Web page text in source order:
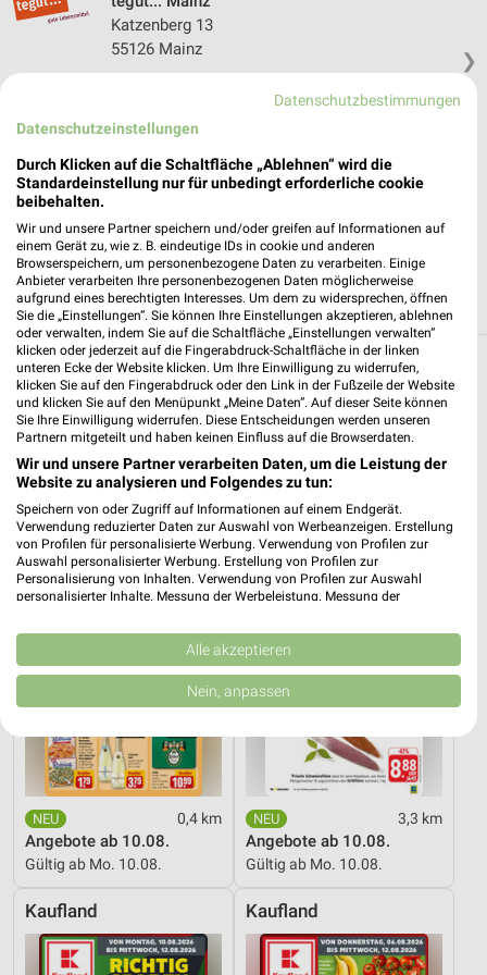
❯
Katzenberg 13
55126 Mainz
459,67 km • Angebote: 1 Prospekt
EDEKA Matthes Mainz-Drais
55127 Mainz-Drais
Heute geschlossen
460,31 km • Angebote: 1 Prospekt
Supermärkte Angebote und Prospekte für
Ingelheim (Rhein)
15 Prospekte
REWE
0,4 km
Angebote ab 10.08.
Gültig ab Mo. 10.08.
EDEKA
3,3 km
Angebote ab 10.08.
Gültig ab Mo. 10.08.
Kaufland Kaufland
Datenschutzbestimmungen
Datenschutzeinstellungen
Durch Klicken auf die Schaltfläche „Ablehnen“ wird die
Standardeinstellung nur für unbedingt erforderliche cookie
beibehalten.
Wir und unsere Partner speichern und/oder greifen auf Informationen auf
einem Gerät zu, wie z. B. eindeutige IDs in cookie und anderen
Browserspeichern, um personenbezogene Daten zu verarbeiten. Einige
Anbieter verarbeiten Ihre personenbezogenen Daten möglicherweise
aufgrund eines berechtigten Interesses. Um dem zu widersprechen, öffnen
Sie die „Einstellungen“. Sie können Ihre Einstellungen akzeptieren, ablehnen
oder verwalten, indem Sie auf die Schaltfläche „Einstellungen verwalten“
klicken oder jederzeit auf die Fingerabdruck-Schaltfläche in der linken
unteren Ecke der Website klicken. Um Ihre Einwilligung zu widerrufen,
klicken Sie auf den Fingerabdruck oder den Link in der Fußzeile der Website
und klicken Sie auf den Menüpunkt „Meine Daten“. Auf dieser Seite können
Sie Ihre Einwilligung widerrufen. Diese Entscheidungen werden unseren
Partnern mitgeteilt und haben keinen Einfluss auf die Browserdaten.
Wir und unsere Partner verarbeiten Daten, um die Leistung der
Website zu analysieren und Folgendes zu tun:
Speichern von oder Zugriff auf Informationen auf einem Endgerät.
Verwendung reduzierter Daten zur Auswahl von Werbeanzeigen. Erstellung
von Profilen für personalisierte Werbung. Verwendung von Profilen zur
Auswahl personalisierter Werbung. Erstellung von Profilen zur
Personalisierung von Inhalten. Verwendung von Profilen zur Auswahl
personalisierter Inhalte. Messung der Werbeleistung. Messung der
Kombinationen von Daten aus verschiedenen Quellen. Entwicklung und
Verbesserung der Angebote. Verwendung reduzierter Daten zur Auswahl
von Inhalten.
Daten können außerhalb der Europäischen Union weitergegeben und in die
Website/App.
Partnerliste anzeigen (1 IAB-Anbieter)
Wir nutzen Ihre Daten für folgende Zwecke:
IAB-Verarbeitungszwecke:
Speichern von oder Zugriff auf Informationen
auf einem Endgerät
Verwendung reduzierter Daten zur Auswahl von
Werbeanzeigen
Alle akzeptieren
Nein, anpassen